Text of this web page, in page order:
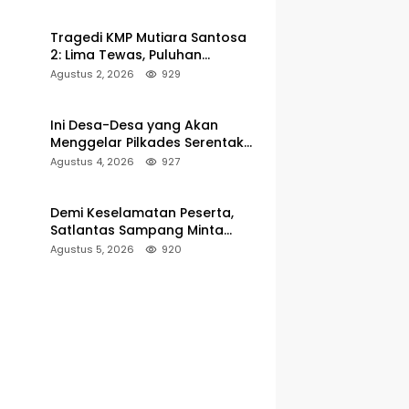
Tragedi KMP Mutiara Santosa
2: Lima Tewas, Puluhan
Penumpang Masih Dalam
Agustus 2, 2026 929
Ini Desa-Desa yang Akan
Menggelar Pilkades Serentak
2027 di Kabupaten Sumenep
Agustus 4, 2026 927
Demi Keselamatan Peserta,
Satlantas Sampang Minta
Latihan Gerak Jalan Pindah ke
Agustus 5, 2026 920